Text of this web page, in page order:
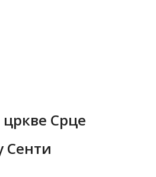
цркве Срце
Сенти